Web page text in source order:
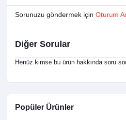
Popüler Ürünler
Sorunuzu göndermek için Oturum
Diğer Sorular
Henüz kimse bu ürün hakkında soru